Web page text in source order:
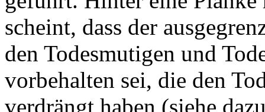
scheint, dass der
den Todesmutigen und
vorbehalten sei, die den
verdrängt haben (siehe